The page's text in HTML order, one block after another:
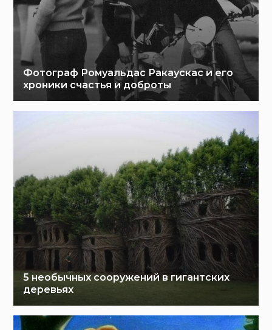
Фотограф Ромуальдас Ракаускас и его
хроники счастья и доброты
5 необычных сооружений в гигантских
деревьях